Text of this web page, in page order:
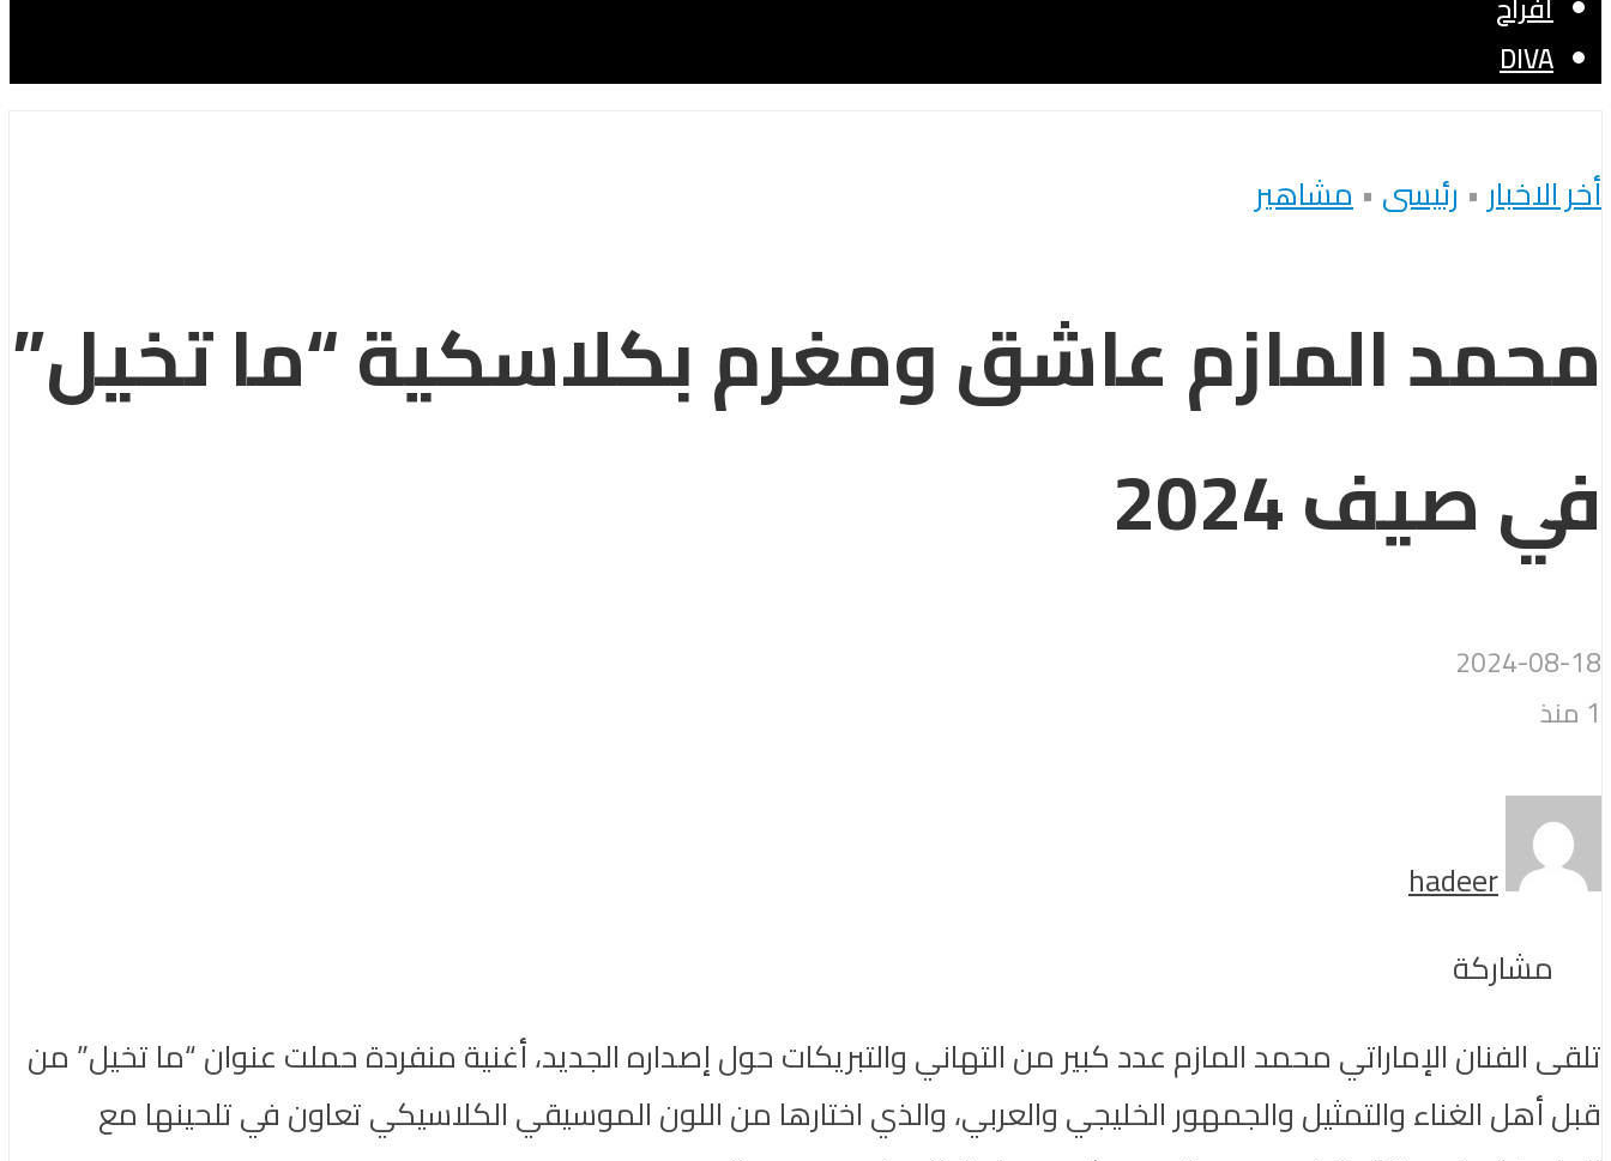
DIVA
أخر الاخبار • رئيسى •مشاهير
محمد المازم عاشق ومغرم بكلاسكية “ما تخيل”
في صيف 2024
2024-08-18
1 منذ
hadeer
مشاركة
تلقى الفنان الإماراتي محمد المازم عدد كبير من التهاني والتبريكات حول إصداره الجديد، أغنية منفردة حملت عنوان “ما تخيل” من
قبل أهل الغناء والتمثيل والجمهور الخليجي والعربي، والذي اختارها من اللون الموسيقي الكلاسيكي تعاون في تلحينها مع